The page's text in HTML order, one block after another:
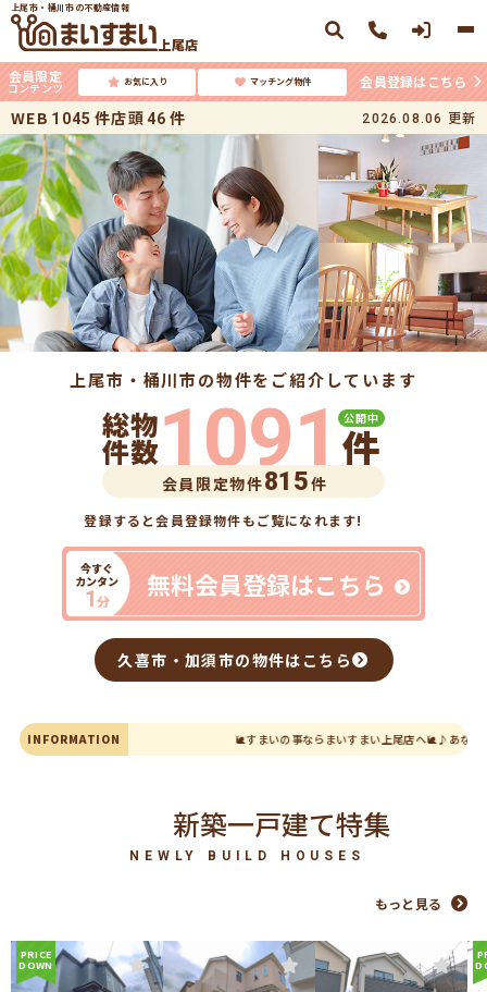
上尾市・桶川市の不動産情報
上尾店
会員限定
コンテンツ お気に入り マッチング物件 会員登録はこちら
WEB 1045 件店頭46 件 2026.08.06 更新
上尾市・桶川市の物件をご紹介しています
総物
件数1091 公開中
件
会員限定物件815件
登録すると会員登録物件もご覧になれます!
今すぐ
カンタン
1分 無料会員登録はこちら
久喜市・加須市の物件はこちら
INFORMATION 🐌すまいの事ならまいすまい上尾店へ🐌♪あなた
新築一戸建て特集
NEWLY BUILD HOUSES
もっと見る
PRICE
DOWN